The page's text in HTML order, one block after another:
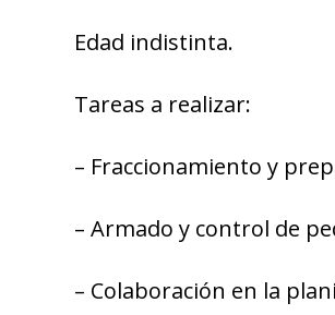
Edad indistinta.
Tareas a realizar:
– Fraccionamiento y
– Armado y control de
– Colaboración en la